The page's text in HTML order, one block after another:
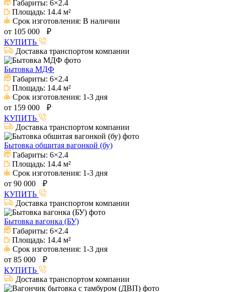
Габариты: 6×2.4
Площадь: 14.4 м²
Срок изготовления: В наличии
от 105 000
₽
КУПИТЬ
Доставка транспортом компании
Бытовка МДФ
Габариты: 6×2.4
Площадь: 14.4 м²
Срок изготовления: 1-3 дня
от 159 000
₽
КУПИТЬ
Доставка транспортом компании
Бытовка обшитая вагонкой (бу)
Габариты: 6×2.4
Площадь: 14.4 м²
Срок изготовления: 1-3 дня
от 90 000
₽
КУПИТЬ
Доставка транспортом компании
Бытовка вагонка (БУ)
Габариты: 6×2.4
Площадь: 14.4 м²
Срок изготовления: 1-3 дня
от 85 000
₽
КУПИТЬ
Доставка транспортом компании